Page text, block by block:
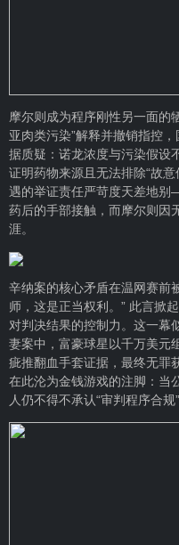
摩尔则成为程序刚性另一面的
亚肉类污染”解释并撤销指控
据质疑：诺龙浓度与污染假设
证明药物来源且无法排除“故
遇的举证责任严苛度天差地
药后的手部接触，而摩尔则因
涯。
辛纳案的核心矛盾在温网赛前
师，这是正当权利。” 此言掀
对判决结果的控制力。这一幕
妻案中，富豪球星以千万美元
疵推翻血手套证据，最终无罪
在此沦为金钱游戏的注脚：当
人仍不得不承认“审判程序合规”